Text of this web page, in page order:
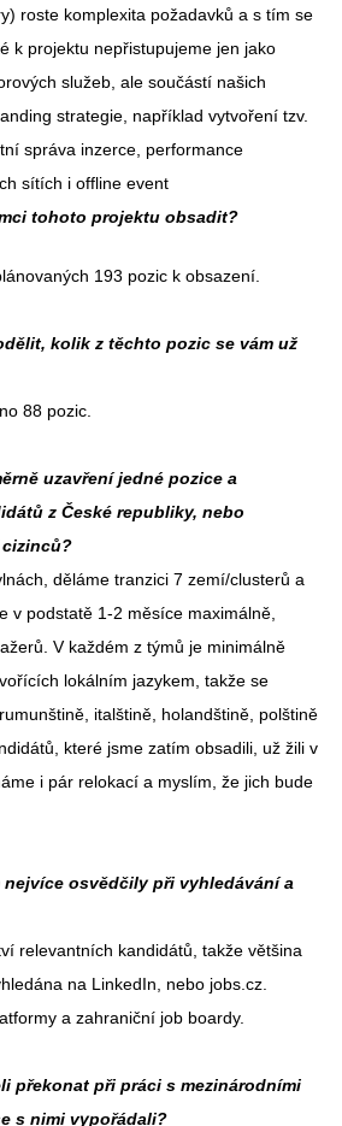
roste komplexita požadavků a s tím se
k projektu nepřistupujeme jen jako
služeb, ale součástí našich
strategie, například vytvoření tzv.
správa inzerce, performance
sítích i offline event
tohoto projektu obsadit?
193 pozic k obsazení.
kolik z těchto pozic se vám už
88 pozic.
uzavření jedné pozice a
z České republiky, nebo
děláme tranzici 7 zemí/clusterů a
v podstatě 1-2 měsíce maximálně,
V každém z týmů je minimálně
lokálním jazykem, takže se
italštině, holandštině, polštině
které jsme zatím obsadili, už žili v
i pár relokací a myslím, že jich bude
nejvíce osvědčily při vyhledávání a
relevantních kandidátů, takže většina
na LinkedIn, nebo jobs.cz.
a zahraniční job boardy.
překonat při práci s mezinárodními
s nimi vypořádali?